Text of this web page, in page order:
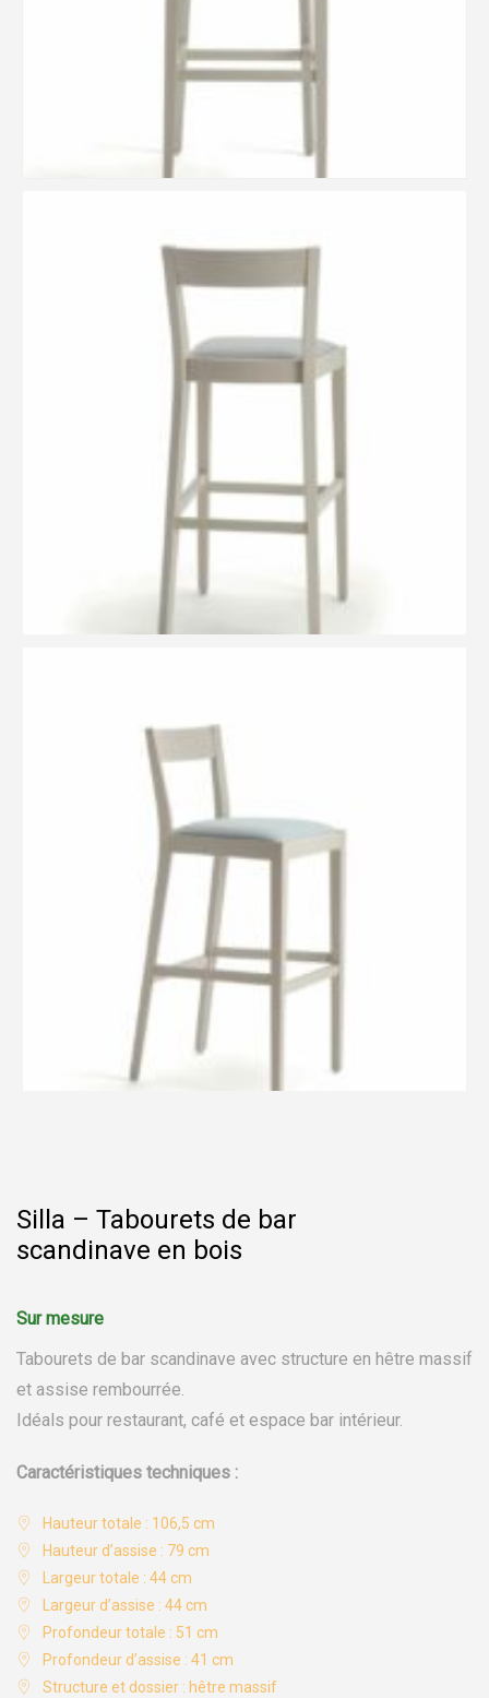
Silla – Tabourets de bar
scandinave en bois
Tabourets de bar scandinave avec structure en hêtre massif
et assise rembourrée.
Idéals pour restaurant, café et espace bar intérieur.
Caractéristiques techniques :
Hauteur totale : 106,5 cm
Hauteur d’assise : 79 cm
Largeur totale : 44 cm
Largeur d’assise : 44 cm
Profondeur totale : 51 cm
Profondeur d’assise : 41 cm
Structure et dossier : hêtre massif